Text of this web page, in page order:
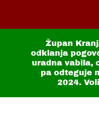
Župan
odklanja
uradna vabila,
pa odteguje
2024.